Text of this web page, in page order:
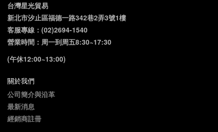
台灣星光貿易
新北市汐止區福德一路342巷2弄3號1樓
客服專線：(02)2694-1540
營業時間：周一到周五8:30~17:30
(午休12:00~13:00)
關於我們
公司簡介與沿革
最新消息
經銷商註冊